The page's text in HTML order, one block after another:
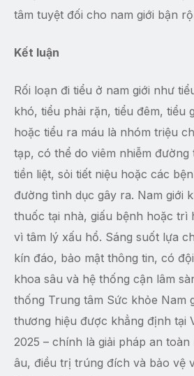
tâm tuyệt đối cho nam giới bận
Kết luận
Rối loạn đi tiểu ở nam giới như
khó, tiểu phải rặn, tiểu đêm, tiểu
hoặc tiểu ra máu là nhóm triệu
tạp, có thể do viêm nhiễm
tiền liệt, sỏi tiết niệu hoặc các
đường tình dục gây ra. Nam giới
thuốc tại nhà, giấu bệnh hoặc trì
vì tâm lý xấu hổ. Sáng suốt lựa
kín đáo, bảo mật thông tin, có
khoa sâu và hệ thống cận lâm
thống Trung tâm Sức khỏe Nam
thương hiệu được khẳng định tại
2025 – chính là giải pháp an toàn
âu, điều trị trúng đích và bảo vệ